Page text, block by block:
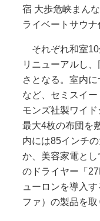
宿 大歩危峡まん
ライベートサウナ
それぞれ和室10
リニューアルし
さとなる。室内
など、セミスイ
モンズ社製ワイド
最大4枚の布団を
内には85インチ
か、美容家電と
のドライヤー「
ューロンを導入
ファ）の製品を取